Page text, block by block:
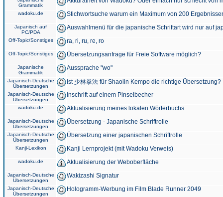
Grammatik
wadoku.de Stichwortsuche warum ein Maximum von 200
Japanisch auf
PC/PDA
Auswahlmenü für die japanische Schriftart wird nur auf
Off-Topic/Sonstiges ra, ri, ru, re, ro
Off-Topic/Sonstiges Übersetzungsanfrage für Freie Software möglich?
Japanische
Grammatik
Aussprache "wo"
Japanisch-Deutsche
Übersetzungen
Ist 少林拳法 für Shaolin Kempo die richtige Übersetzung?
Japanisch-Deutsche
Übersetzungen
Inschrift auf einem Pinselbecher
wadoku.de Aktualisierung meines lokalen Wörterbuchs
Japanisch-Deutsche
Übersetzungen
Übersetzung - Japanische Schriftrolle
Japanisch-Deutsche
Übersetzungen
Übersetzung einer japanischen Schriftrolle
Kanji-Lexikon Kanji Lernprojekt (mit Wadoku Verweis)
wadoku.de Aktualisierung der Weboberfläche
Japanisch-Deutsche
Übersetzungen
Wakizashi Signatur
Japanisch-Deutsche
Übersetzungen
Hologramm-Werbung im Film Blade Runner 2049